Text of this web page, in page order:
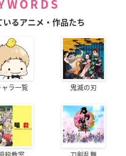
いるアニメ・作品たち
ャラ一覧 鬼滅の刃